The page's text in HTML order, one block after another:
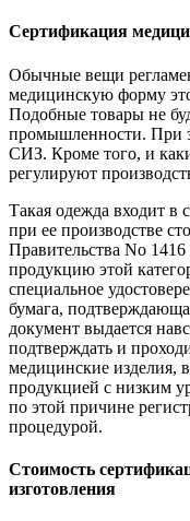
Сертификация
Обычные вещи
медицинскую форму
Подобные товары не
промышленности. При
СИЗ. Кроме того, и
регулируют
Такая одежда входит в
при ее производстве
Правительства No
продукцию этой
специальное
бумага,
документ выдается
подтверждать и
медицинские изделия,
продукцией с низким
по этой причине
процедурой.
Стоимость
изготовления